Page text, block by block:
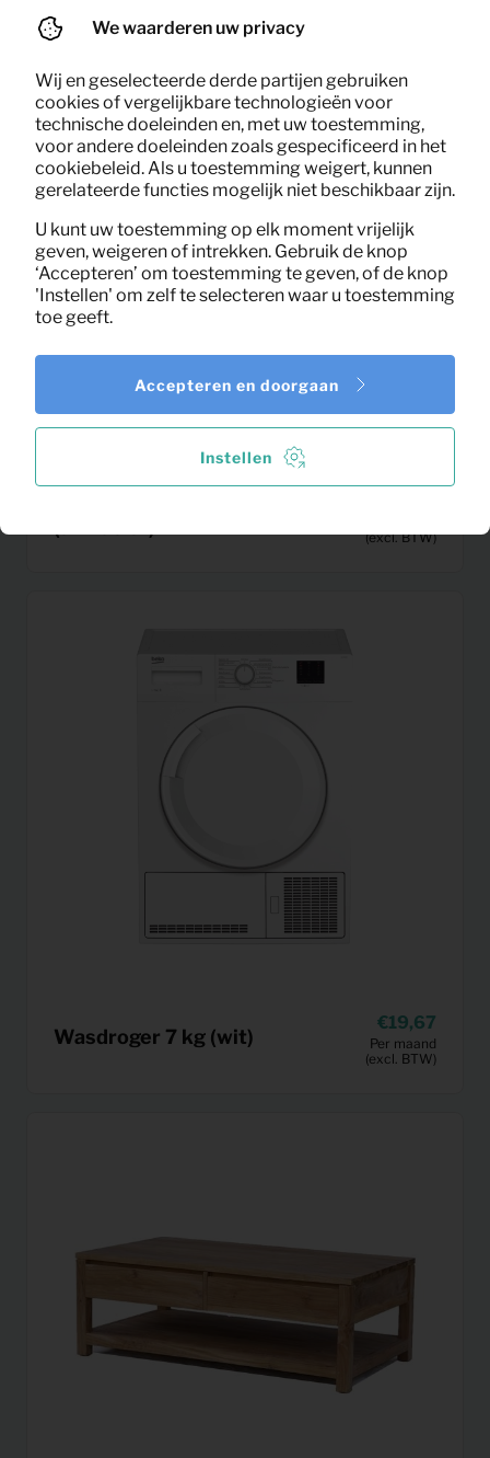
(excl. BTW)
Wasdroger 7 kg (wit)
19,67
Per maand
(excl. BTW)
We waarderen uw privacy
Wij en geselecteerde derde partijen gebruiken
cookies of vergelijkbare technologieën voor
technische doeleinden en, met uw toestemming,
voor andere doeleinden zoals gespecificeerd in het
cookiebeleid. Als u toestemming weigert, kunnen
gerelateerde functies mogelijk niet beschikbaar zijn.
U kunt uw toestemming op elk moment vrijelijk
geven, weigeren of intrekken. Gebruik de knop
‘Accepteren’ om toestemming te geven, of de knop
'Instellen' om zelf te selecteren waar u toestemming
toe geeft.
Instellen
Accepteren en doorgaan